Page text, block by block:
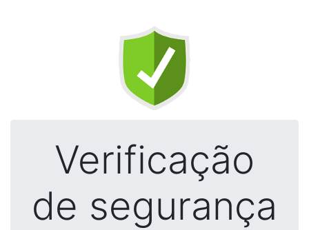
Verificação
de segurança